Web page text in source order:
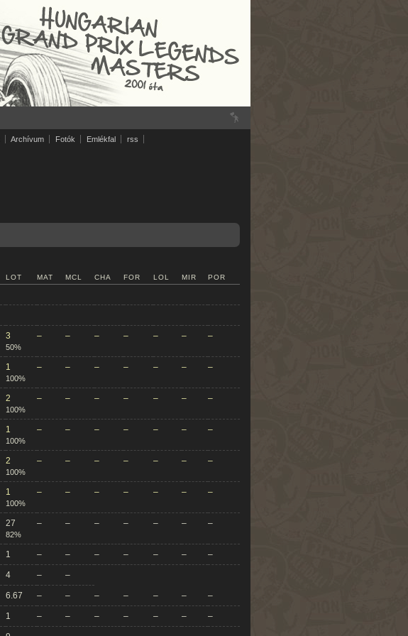
Archívum Fotók Emlékfal rss
LOT MAT MCL CHA FOR LOL MIR POR
3
50%
– – – – – – –
1
100%
– – – – – – –
2
100%
– – – – – – –
1
100%
– – – – – – –
2
100%
– – – – – – –
1
100%
– – – – – – –
27
82%
– – – – – – –
1 – – – – – – –
4 – –
6.67 – – – – – – –
1 – – – – – – –